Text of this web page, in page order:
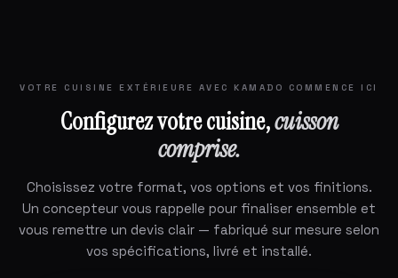
VOTRE CUISINE EXTÉRIEURE AVEC KAMADO COMMENCE ICI
Configurez votre cuisine,cuisson
comprise.
Choisissez votre format, vos options et vos finitions.
Un concepteur vous rappelle pour finaliser ensemble et
vous remettre un devis clair — fabriqué sur mesure selon
vos spécifications, livré et installé.